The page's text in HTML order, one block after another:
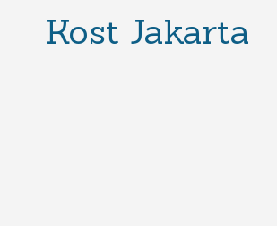
Kost Jakarta